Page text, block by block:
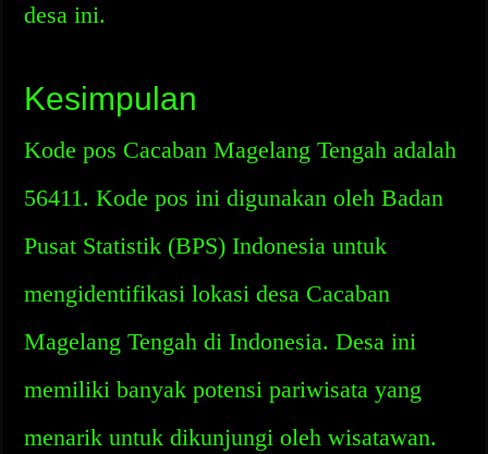
desa ini.
Kesimpulan
Kode pos Cacaban Magelang Tengah adalah
56411. Kode pos ini digunakan oleh Badan
Pusat Statistik (BPS) Indonesia untuk
mengidentifikasi lokasi desa Cacaban
Magelang Tengah di Indonesia. Desa ini
memiliki banyak potensi pariwisata yang
menarik untuk dikunjungi oleh wisatawan.